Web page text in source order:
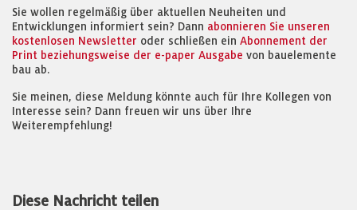
Sie wollen regelmäßig über aktuellen Neuheiten und
Entwicklungen informiert sein? Dann abonnieren Sie unseren
kostenlosen Newsletter oder schließen ein Abonnement der
Print beziehungsweise der e-paper Ausgabe von bauelemente
bau ab.
Sie meinen, diese Meldung könnte auch für Ihre Kollegen von
Interesse sein? Dann freuen wir uns über Ihre
Weiterempfehlung!
Diese Nachricht teilen